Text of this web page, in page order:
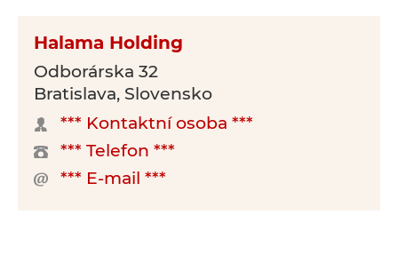
Halama Holding
Odborárska 32
Bratislava, Slovensko
*** Kontaktní osoba ***
*** Telefon ***
*** E-mail ***